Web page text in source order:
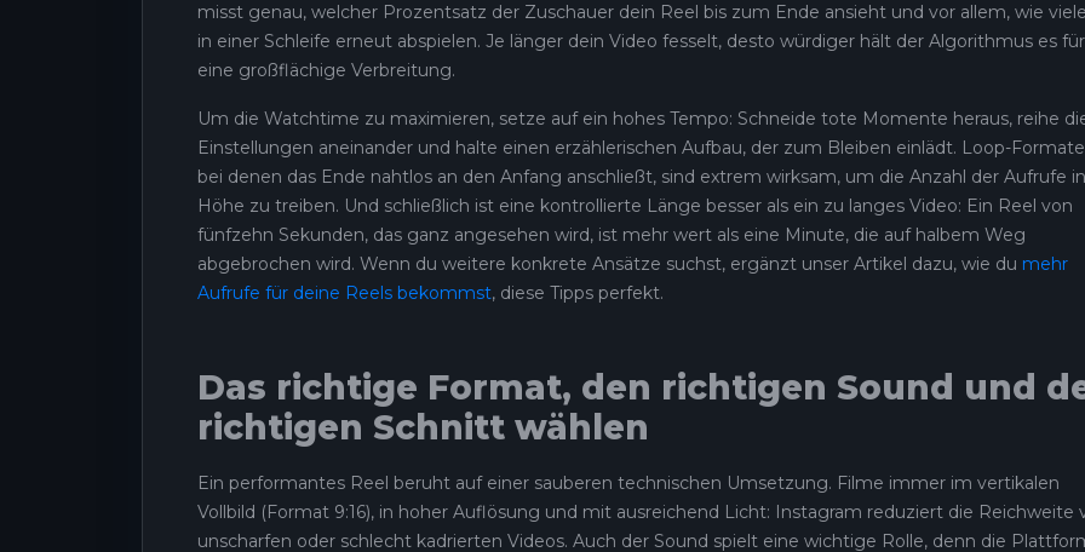
misst genau, welcher Prozentsatz der Zuschauer dein Reel bis zum Ende ansieht und vor allem, wie
in einer Schleife erneut abspielen. Je länger dein Video fesselt, desto würdiger hält der Algorithmus es für
eine großflächige Verbreitung.
Um die Watchtime zu maximieren, setze auf ein hohes Tempo: Schneide tote Momente heraus, reihe
Einstellungen aneinander und halte einen erzählerischen Aufbau, der zum Bleiben einlädt. Loop-
bei denen das Ende nahtlos an den Anfang anschließt, sind extrem wirksam, um die Anzahl der Aufrufe
Höhe zu treiben. Und schließlich ist eine kontrollierte Länge besser als ein zu langes Video: Ein Reel von
fünfzehn Sekunden, das ganz angesehen wird, ist mehr wert als eine Minute, die auf halbem Weg
abgebrochen wird. Wenn du weitere konkrete Ansätze suchst, ergänzt unser Artikel dazu, wie du mehr
Aufrufe für deine Reels bekommst, diese Tipps perfekt.
Das richtige Format, den richtigen Sound und
richtigen Schnitt wählen
Ein performantes Reel beruht auf einer sauberen technischen Umsetzung. Filme immer im vertikalen
Vollbild (Format 9:16), in hoher Auflösung und mit ausreichend Licht: Instagram reduziert die Reichweite
unscharfen oder schlecht kadrierten Videos. Auch der Sound spielt eine wichtige Rolle, denn die